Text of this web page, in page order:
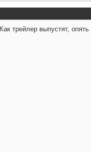
Как трейлер выпустят,